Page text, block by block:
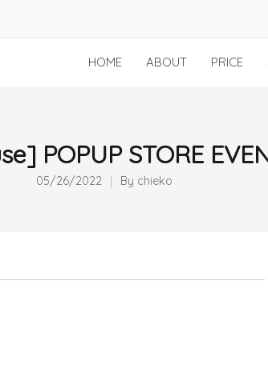
HOME ABOUT PRICE
POPUP STORE
05/26/2022 By chieko